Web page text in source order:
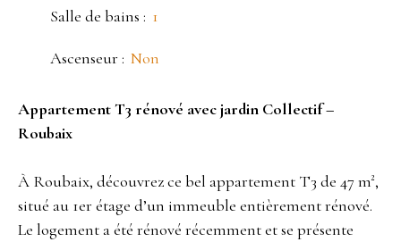
Salle de bains : 1
Ascenseur : Non
Appartement T3 rénové avec jardin Collectif –
Roubaix
À Roubaix, découvrez ce bel appartement T3 de 47 m²,
situé au 1er étage d’un immeuble entièrement rénové.
Le logement a été rénové récemment et se présente